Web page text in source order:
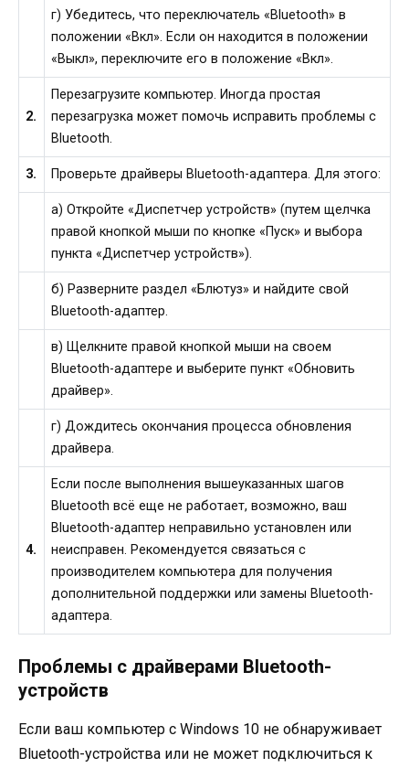
г) Убедитесь, что переключатель «Bluetooth» в
положении «Вкл». Если он находится в положении
«Выкл», переключите его в положение «Вкл».
2.
Перезагрузите компьютер. Иногда простая
перезагрузка может помочь исправить проблемы с
Bluetooth.
3. Проверьте драйверы Bluetooth-адаптера. Для этого:
а) Откройте «Диспетчер устройств» (путем щелчка
правой кнопкой мыши по кнопке «Пуск» и выбора
пункта «Диспетчер устройств»).
б) Разверните раздел «Блютуз» и найдите свой
Bluetooth-адаптер.
в) Щелкните правой кнопкой мыши на своем
Bluetooth-адаптере и выберите пункт «Обновить
драйвер».
г) Дождитесь окончания процесса обновления
драйвера.
4.
Если после выполнения вышеуказанных шагов
Bluetooth всё еще не работает, возможно, ваш
Bluetooth-адаптер неправильно установлен или
неисправен. Рекомендуется связаться с
производителем компьютера для получения
дополнительной поддержки или замены Bluetooth-
адаптера.
Проблемы с драйверами Bluetooth-
устройств
Если ваш компьютер с Windows 10 не обнаруживает
Bluetooth-устройства или не может подключиться к